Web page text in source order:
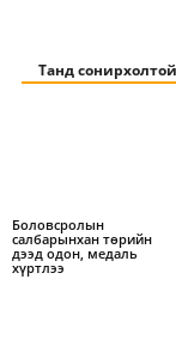
Танд
Боловсролын
салбарынхан төрийн
дээд одон, медаль
хүртлээ